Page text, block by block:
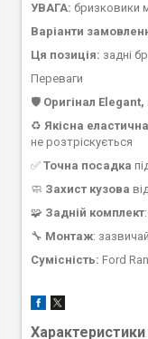
УВАГА: бризковики
Варіанти
Ця позиція: задні
Переваги
🛡️ Оригінал
♻️ Якісна
не розтріскується
✅ Точна посадка
🧼 Захист кузова
🧩 Задній комплект
🔧 Монтаж:
Сумісність: Ford
Характеристики